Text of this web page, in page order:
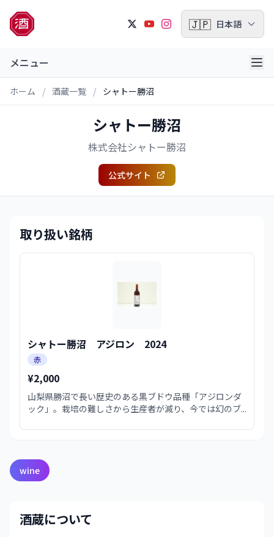
🇯🇵 日本語
メニュー
ホーム / 酒蔵一覧 / シャトー勝沼
シャトー勝沼
株式会社シャトー勝沼
公式サイト
取り扱い銘柄
シャトー勝沼 アジロン 2024
赤
¥2,000
山梨県勝沼で長い歴史のある黒ブドウ品種「アジロンダ
ック」。栽培の難しさから生産者が減り、今では幻のブ...
wine
酒蔵について